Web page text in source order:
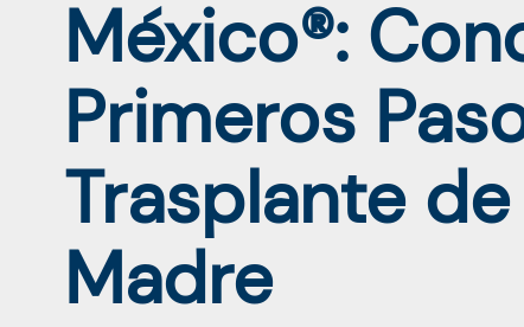
México®:
Primeros
Trasplante
Madre